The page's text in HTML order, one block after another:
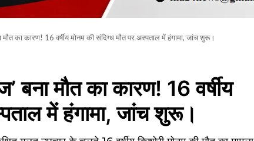
का कारण! 16 वर्षीय मोनम की संदिग्ध मौत पर अस्पताल में हंगामा, जांच शुरू।
मौत का कारण! 16 वर्षीय
में हंगामा, जांच शुरू।